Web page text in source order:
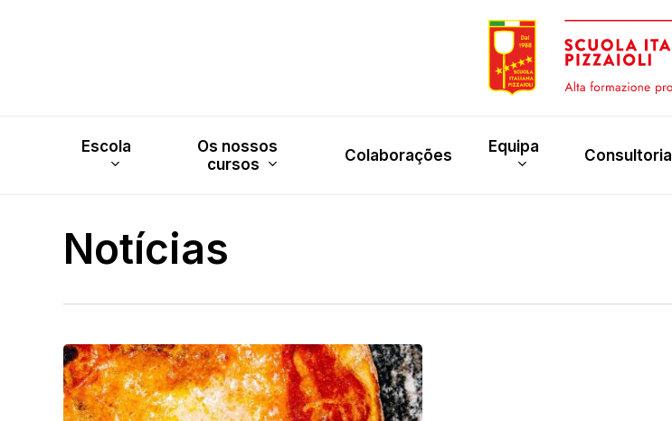
Escola
Os nossos
cursos
Colaborações Equipa Consultoria
Notícias